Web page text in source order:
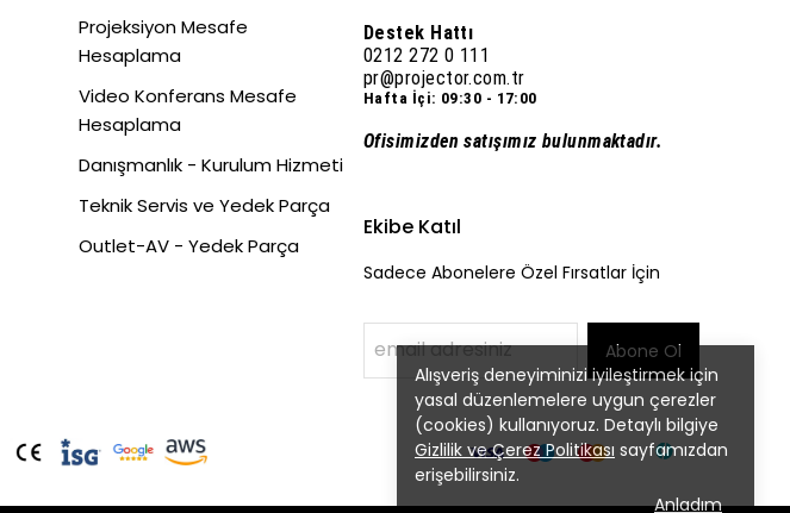
Alışveriş deneyiminizi iyileştirmek için
yasal düzenlemelere uygun çerezler
(cookies) kullanıyoruz. Detaylı bilgiye
Gizlilik ve Çerez Politikası sayfamızdan
erişebilirsiniz.
Anladım
Projeksiyon Mesafe
Hesaplama
Video Konferans Mesafe
Hesaplama
Danışmanlık - Kurulum Hizmeti
Teknik Servis ve Yedek Parça
Outlet-AV - Yedek Parça
Destek Hattı
0212 272 0 111
pr@projector.com.tr
Hafta İçi: 09:30 - 17:00
Ofisimizden satışımız bulunmaktadır.
Ekibe Katıl
Sadece Abonelere Özel Fırsatlar İçin
Abone Ol